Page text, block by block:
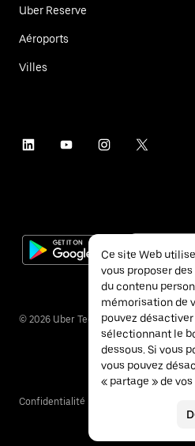
Uber Reserve
Aéroports
Villes
© 2026 Uber Technologies Inc.
Confidentialité
Ce site Web
vous proposer
du contenu
mémorisation de
pouvez
sélectionnant le
dessous. Si vous
vous pouvez
« partage » de